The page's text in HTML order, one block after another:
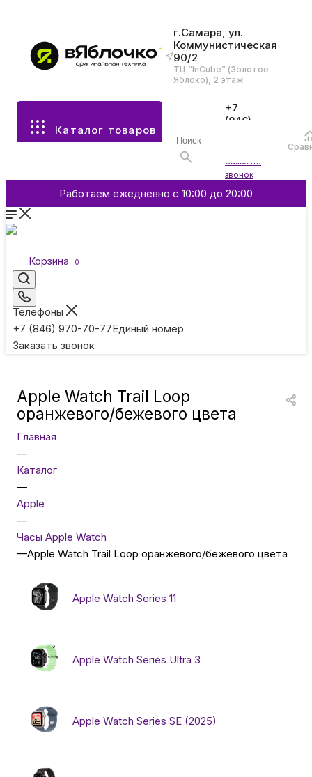
г.Самара, ул.
Коммунистическая
90/2
ТЦ “InCube” (Золотое
Яблоко), 2 этаж
Каталог товаров
+7
(846)
Заказать
звонок
Работаем ежедневно с 10:00 до 20:00
Корзина 0
Телефоны
+7 (846) 970-70-77Единый номер
Заказать звонок
Все разделы каталога
Аксессуары
Смартфоны и гаджеты
Умные кольца
Бытовая техника
Apple Watch Trail Loop
оранжевого/бежевого цвета
Главная
—
Каталог
—
Apple
—
Часы Apple Watch
—Apple Watch Trail Loop оранжевого/бежевого цвета
Apple Watch Series 11
Apple Watch Series Ultra 3
Apple Watch Series SE (2025)